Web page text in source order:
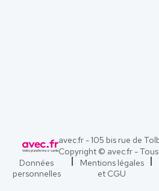
avec.fr - 105 bis rue de
Copyright © avec.fr -
Données
personnelles
Mentions légales
et CGU